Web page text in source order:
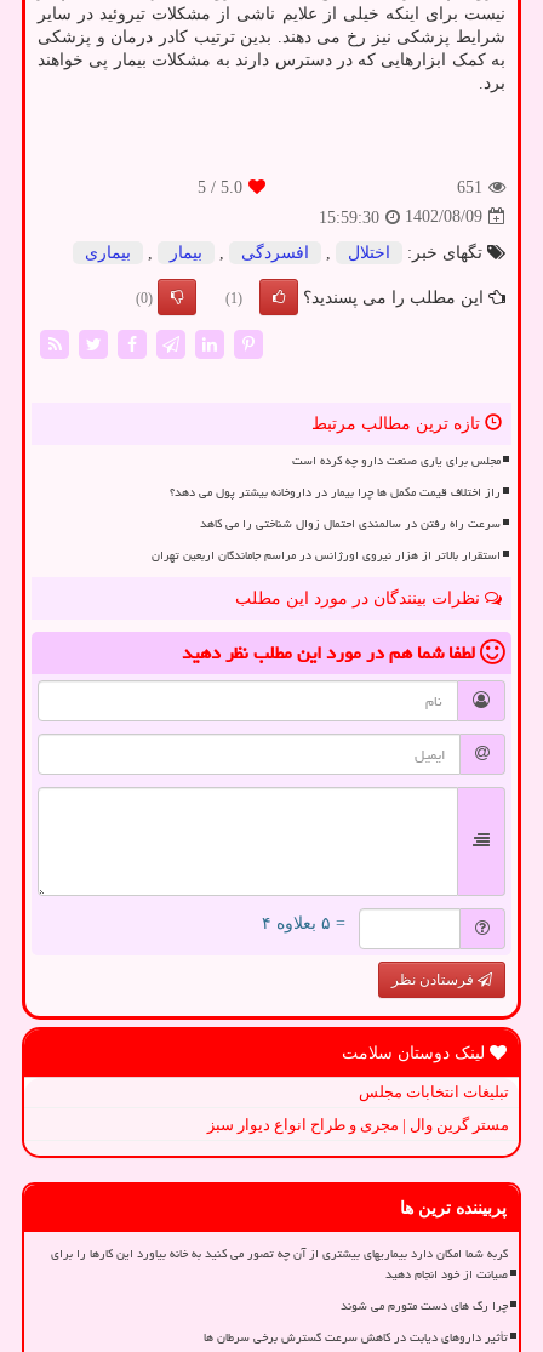
نیست برای اینکه خیلی از علایم ناشی از مشکلات تیروئید در سایر
شرایط پزشکی نیز رخ می دهند. بدین ترتیب کادر درمان و پزشکی
به کمک ابزارهایی که در دسترس دارند به مشکلات بیمار پی خواهند
برد.
651
5.0
/ 5
1402/08/09
15:59:30
تگهای خبر:
اختلال , افسردگی , بیمار , بیماری
این مطلب را می پسندید؟ (1)
(0)
تازه ترین مطالب مرتبط
مجلس برای یاری صنعت دارو چه کرده است
راز اختلاف قیمت مکمل ها چرا بیمار در داروخانه بیشتر پول می دهد؟
سرعت راه رفتن در سالمندی احتمال زوال شناختی را می کاهد
استقرار بالاتر از هزار نیروی اورژانس در مراسم جاماندگان اربعین تهران
نظرات بینندگان در مورد این مطلب
لطفا شما همدر مورد این مطلبنظر دهید
= ۵ بعلاوه ۴
فرستادن نظر
لینک دوستان سلامت
تبلیغات انتخابات مجلس
مستر گرین وال | مجری و طراح انواع دیوار سبز
پربیننده ترین ها
گربه شما امکان دارد بیماریهای بیشتری از آن چه تصور می کنید به خانه بیاورد این کارها را برای
صیانت از خود انجام دهید
چرا رگ های دست متورم می شوند
تأثیر داروهای دیابت در کاهش سرعت گسترش برخی سرطان ها